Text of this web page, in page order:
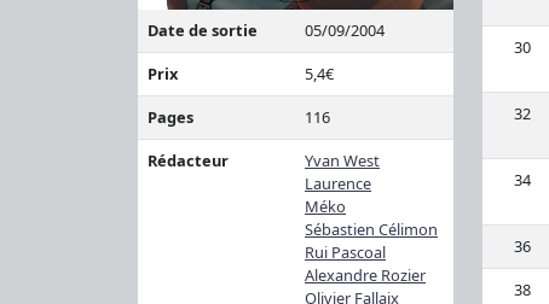
Date de sortie
05/09/2004
Prix
5,4€
Pages
116
Rédacteur
Yvan West
Laurence
Méko
Sébastien Célimon
Rui Pascoal
Alexandre Rozier
Olivier Fallaix
30
32
34
36
38